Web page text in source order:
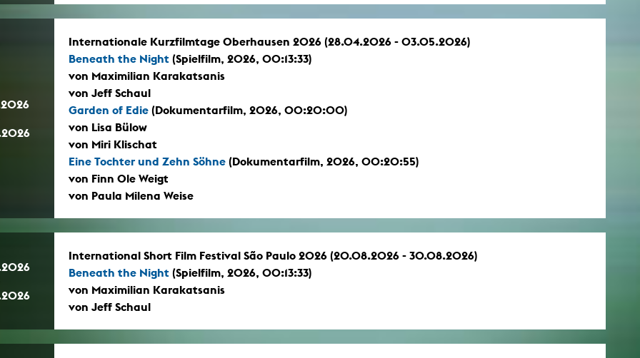
Internationale Kurzfilmtage Oberhausen 2026 (28.04.2026 - 03.05.2026)
Beneath the Night (Spielfilm, 2026, 00:13:33)
von Maximilian Karakatsanis
von Jeff Schaul
Garden of Edie (Dokumentarfilm, 2026, 00:20:00)
von Lisa Bülow
von Miri Klischat
Eine Tochter und Zehn Söhne (Dokumentarfilm, 2026, 00:20:55)
von Finn Ole Weigt
von Paula Milena Weise
International Short Film Festival São Paulo 2026 (20.08.2026 - 30.08.2026)
Beneath the Night (Spielfilm, 2026, 00:13:33)
von Maximilian Karakatsanis
von Jeff Schaul